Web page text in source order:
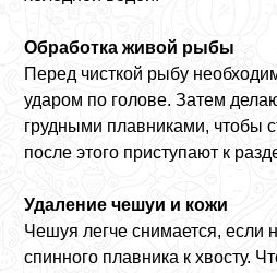
Обработка живой рыбы
Перед чисткой рыбу
ударом по голове. Затем
грудными плавниками, чтобы
после этого приступают к
Удаление чешуи и кожи
Чешуя легче снимается, если
спинного плавника к хвосту.